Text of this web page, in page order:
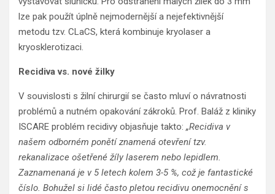
lze pak použít úplně nejmodernější a nejefektivnější
metodu tzv. CLaCS, která kombinuje kryolaser a
kryosklerotizaci.
Recidiva vs. nové žilky
V souvislosti s žilní chirurgií se často mluví o návratnosti
problémů a nutném opakování zákroků. Prof. Baláž z kliniky
ISCARE problém recidivy objasňuje takto: „Recidiva v
našem odborném ponětí znamená otevření tzv.
rekanalizace ošetřené žíly laserem nebo lepidlem.
Zaznamenaná je v 5 letech kolem 3-5 %, což je fantastické
číslo. Bohužel si lidé často pletou recidivu onemocnění s